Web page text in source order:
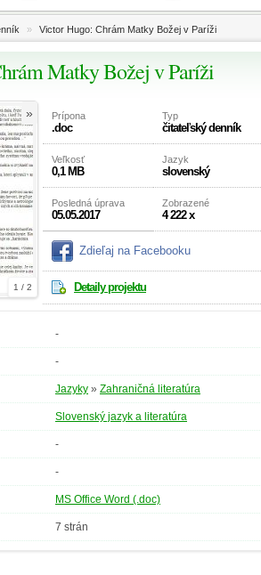
» Victor Hugo: Chrám Matky Božej v Paríži
Matky Božej v Paríži
1 / 2
» Prípona
.doc
Typ
čitateľský denník
Veľkosť
0,1 MB
Jazyk
slovenský
Posledná úprava
05.05.2017
Zobrazené
4 222 x
Zdieľaj na Facebooku
Detaily projektu
-
-
Jazyky » Zahraničná literatúra
Slovenský jazyk a literatúra
-
-
MS Office Word (.doc)
7 strán